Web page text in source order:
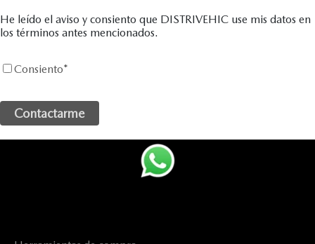
He leído el aviso y consiento que DISTRIVEHIC use mis datos en
los términos antes mencionados.
Consiento*